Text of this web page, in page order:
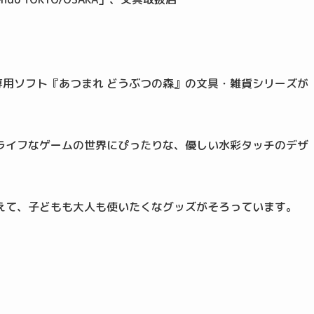
ソフト『あつまれ どうぶつの森』の文具・雑貨シリーズが
フなゲームの世界にぴったりな、優しい水彩タッチのデザ
、子どもも大人も使いたくなグッズがそろっています。